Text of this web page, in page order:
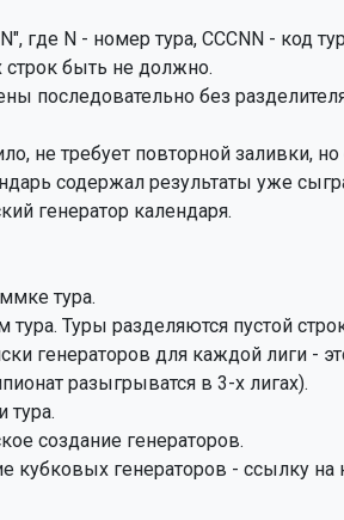
где N - номер тура, CCCNN - код
строк быть не должно.
последовательно без
не требует повторной заливки, но
содержал результаты уже
генератор календаря.
тура.
Туры разделяются пустой
генераторов для каждой лиги -
разыгрыватся в 3-х лигах).
тура.
создание генераторов.
кубковых генераторов - ссылку на